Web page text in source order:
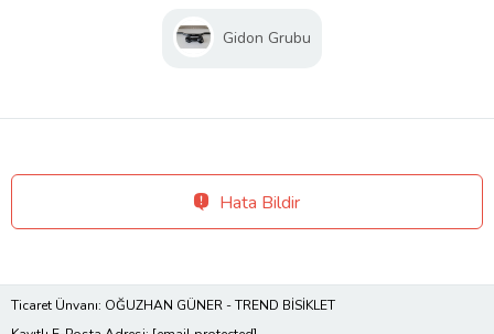
Gidon Grubu
Hata Bildir
Ticaret Ünvanı: OĞUZHAN GÜNER - TREND BİSİKLET